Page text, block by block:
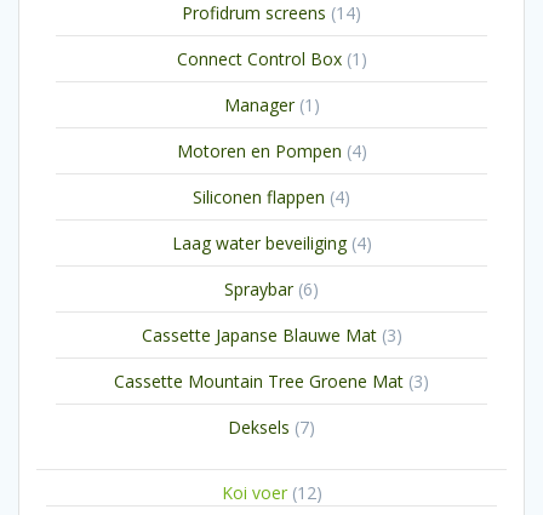
Profidrum screens 1414
producten
Connect Control Box 1 1
product
Manager 1 1
product
Motoren en Pompen 44
producten
Siliconen flappen 44
producten
Laag water beveiliging 44
producten
Spraybar 66
producten
Cassette Japanse Blauwe Mat 33
producten
Cassette Mountain Tree Groene Mat 33
producten
Deksels 77
Koi voer 1212